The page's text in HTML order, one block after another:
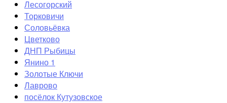
Лесогорский
Торковичи
Соловьёвка
Цветково
ДНП Рыбицы
Янино 1
Золотые Ключи
Лаврово
посёлок Кутузовское